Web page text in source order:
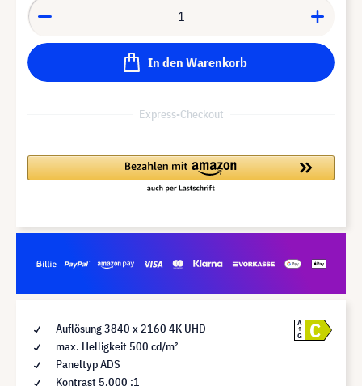
In den Warenkorb
Express-Checkout
Auflösung 3840 x 2160 4K UHD
max. Helligkeit 500 cd/m²
Paneltyp ADS
Kontrast 5.000 :1
A
G
C